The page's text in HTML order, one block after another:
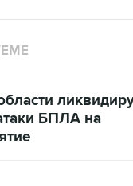
БПЛА на